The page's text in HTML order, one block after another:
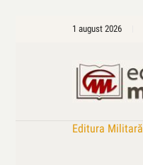
1 august 2026
Editura Militară